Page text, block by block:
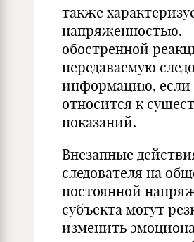
также
напряженностью,
обостренной
передаваемую
информацию, если
относится к
показаний.
Внезапные
следователя на
постоянной
субъекта могут
изменить